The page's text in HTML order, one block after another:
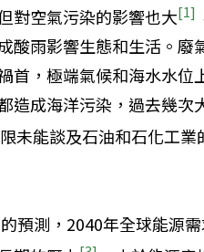
對空氣污染的影響也大[1]
酸雨影響生態和生活。
首，極端氣候和海水水
造成海洋污染，過去幾
未能談及石油和石化工
預測，2040年全球能源